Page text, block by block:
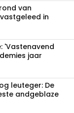
van
in
'Vastenavend
jaar
leuteger: De
andgeblaze